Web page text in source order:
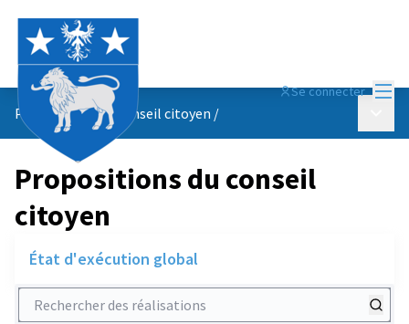
Se connecter
Propositions du conseil citoyen /
Propositions du conseil
citoyen
État d'exécution global
Rechercher des réalisations